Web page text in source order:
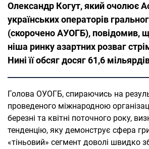
Олександр Когут, який очолює
українських операторів
(скорочено АУОГБ), повідомив,
ніша ринку азартних розваг
Нині її обсяг досяг 61,6
Голова ОУОГБ, спираючись на
проведеного міжнародною
березні та квітні поточного року,
тенденцію, яку демонструє сфера гри
«тіньовий» сегмент доволі швидко